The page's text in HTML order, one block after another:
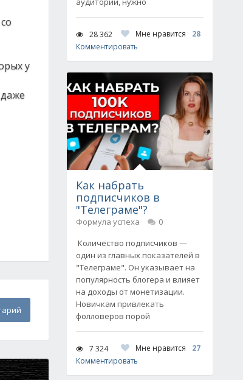
у
28 362 Мне нравится
28
Комментировать
Как набрать
подписчиков в
"Телеграме"?
Формула успеха
0
Количество подписчиков —
один из главных показателей в
"Телеграме". Он указывает на
популярность блогера и влияет
на доходы от монетизации.
Новичкам привлекать
фолловеров порой
7 324 Мне нравится
27
Комментировать